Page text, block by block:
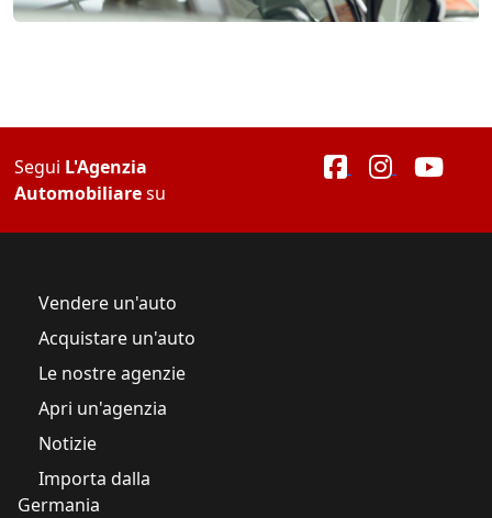
Segui L'Agenzia
Automobiliaresu
Vendere un'auto
Acquistare un'auto
Le nostre agenzie
Apri un'agenzia
Notizie
Importa dalla
Germania